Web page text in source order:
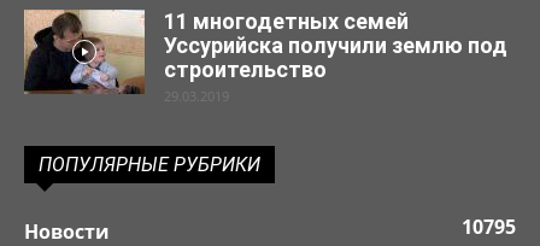
11 многодетных семей
Уссурийска получили землю под
строительство
29.03.2019
ПОПУЛЯРНЫЕ РУБРИКИ
Новости
10795